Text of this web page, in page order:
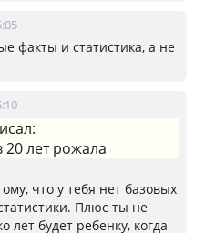
факты и статистика, а не
20 лет рожала
что у тебя нет базовых
Плюс ты не
лет будет ребенку, когда